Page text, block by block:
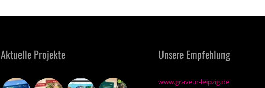
Aktuelle Projekte Unsere Empfehlung
www.graveur-leipzig.de